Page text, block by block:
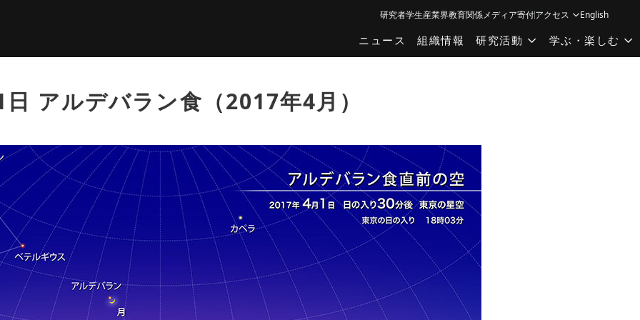
ニュース 組織情報 研究活動 学ぶ・楽しむ
研究者学生産業界教育関係メディア寄付アクセス English
アルデバラン食（2017年4月）